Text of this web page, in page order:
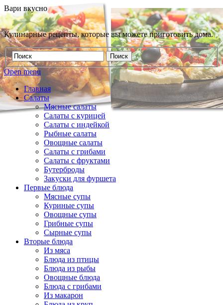
Вари вкусно
Кулинарные рецепты, которые вы можете приготовить дома.
Open menu
Главная
Салаты
Мясные салаты
Салаты с курицей
Салаты с индейкой
Рыбные салаты
Овощные салаты
Салаты с грибами
Салаты с фруктами
Бутерброды
Закуски для фуршета
Первые блюда
Мясные супы
Куриные супы
Овощные супы
Грибные супы
Сырные супы
Вторые блюда
Из мяса
Блюда из птицы
Блюда из рыбы
Овощные блюда
Блюда с грибами
Из макарон